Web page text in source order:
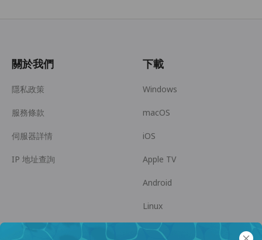
關於我們
隱私政策
服務條款
伺服器詳情
IP 地址查詢
下載
Windows
macOS
iOS
Apple TV
Android
Linux
Android TV